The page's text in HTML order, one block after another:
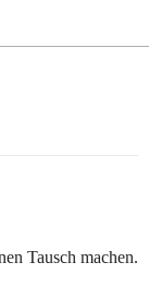
Tausch machen.